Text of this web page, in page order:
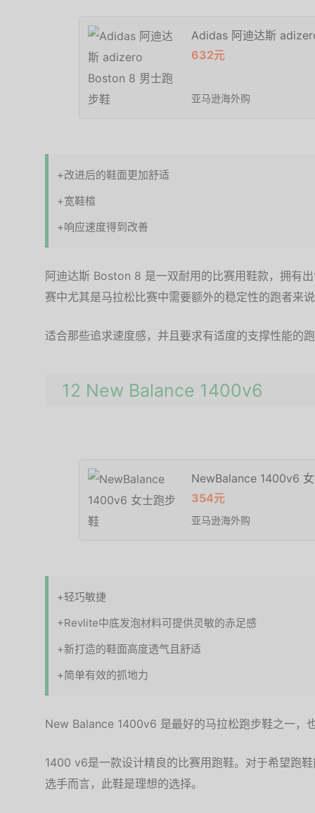
Adidas 阿迪达斯
632元
亚马逊海外购
+改进后的鞋面更加舒适
+宽鞋楦
+响应速度得到改善
阿迪达斯 Boston 8 是一双耐用的比赛用鞋款，拥有
赛中尤其是马拉松比赛中需要额外的稳定性的跑者来
适合那些追求速度感，并且要求有适度的支撑性能的
12 New Balance 1400v6
NewBalance 1400v6
354元
亚马逊海外购
+轻巧敏捷
+Revlite中底发泡材料可提供灵敏的赤足感
+新打造的鞋面高度透气且舒适
+简单有效的抓地力
New Balance 1400v6 是最好的马拉松跑步鞋之一，
1400 v6是一款设计精良的比赛用跑鞋。对于希望跑
选手而言，此鞋是理想的选择。